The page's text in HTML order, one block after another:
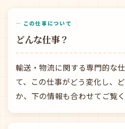
— この仕事について
どんな仕事？
輸送・物流に関する専門的な
て、この仕事がどう変化し、
か、下の情報も合わせてご覧く